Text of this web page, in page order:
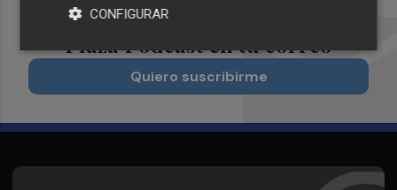
Recibe toda la actualidad de
Plaza Podcast en tu correo
Quiero suscribirme
CONFIGURAR